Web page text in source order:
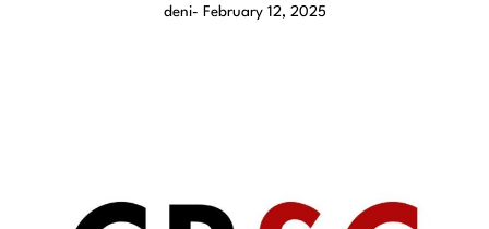
deni- February 12, 2025